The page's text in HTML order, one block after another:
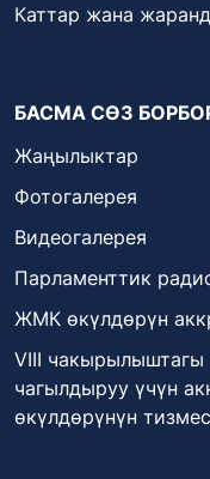
Каттар жана
БАСМА СӨЗ
Жаңылыктар
Фотогалерея
Видеогалерея
Парламенттик
ЖМК өкүлдөрүн
VIII
чагылдыруу үчүн
өкүлдөрүнүн